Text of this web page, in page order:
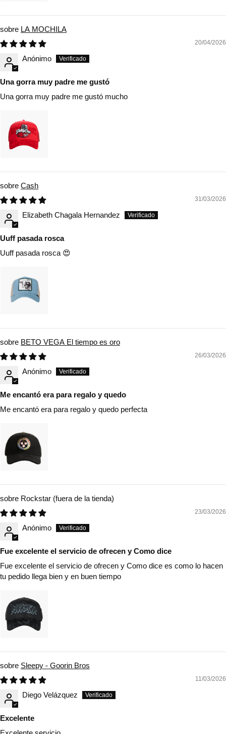
LA MOCHILA
20/04/2026
Anónimo
Una gorra muy padre me gustó
Una gorra muy padre me gustó mucho
Cash
31/03/2026
Elizabeth Chagala Hernandez
Uuff pasada rosca
Uuff pasada rosca 😍
BETO VEGA El tiempo es oro
26/03/2026
Anónimo
Me encantó era para regalo y quedo
Me encantó era para regalo y quedo perfecta
Rockstar
23/03/2026
Anónimo
Fue excelente el servicio de ofrecen y Como dice
Fue excelente el servicio de ofrecen y Como dice es como lo hacen
tu pedido llega bien y en buen tiempo
Sleepy - Goorin Bros
11/03/2026
Diego Velázquez
Excelente